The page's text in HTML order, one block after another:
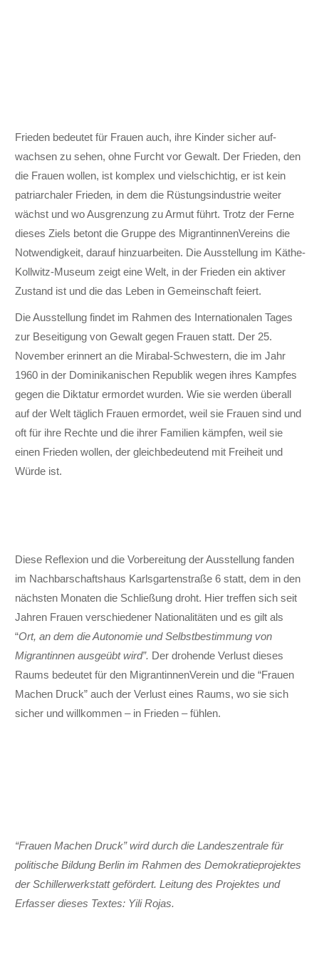
Frieden bedeutet für Frauen auch, ihre Kinder sicher auf­
wachsen zu sehen, ohne Furcht vor Gewalt. Der Frieden, den
die Frauen wollen, ist komplex und viel­schichtig, er ist kein
patriarchaler Frieden, in dem die Rüstungs­industrie weiter
wächst und wo Aus­grenzung zu Armut führt. Trotz der Ferne
dieses Ziels betont die Gruppe des MigrantinnenVereins die
Not­wendigkeit, darauf hin­zuarbeiten. Die Aus­stellung im Käthe-
Kollwitz-Museum zeigt eine Welt, in der Frieden ein aktiver
Zustand ist und die das Leben in Gemein­schaft feiert.
Die Aus­stellung findet im Rahmen des Inter­nationalen Tages
zur Be­seitigung von Gewalt gegen Frauen statt. Der 25.
November erinnert an die Mirabal-Schwestern, die im Jahr
1960 in der Dominikanischen Republik wegen ihres Kampfes
gegen die Diktatur er­mordet wurden. Wie sie werden überall
auf der Welt täg­lich Frauen ermordet, weil sie Frauen sind und
oft für ihre Rechte und die ihrer Familien kämpfen, weil sie
einen Frieden wollen, der gleich­bedeutend mit Freiheit und
Würde ist.
Diese Reflexion und die Vor­bereitung der Aus­stel­lung fanden
im Nach­bar­schafts­haus Karls­garten­straße 6 statt, dem in den
nächsten Monaten die Schließung droht. Hier treffen sich seit
Jahren Frauen ver­schiedener Nationalitäten und es gilt als
“Ort, an dem die Auto­nomie und Selbst­bestimmung von
Migrantinnen aus­geübt wird”. Der drohende Verlust dieses
Raums be­deutet für den MigrantinnenVerein und die “Frauen
Machen Druck” auch der Ver­lust eines Raums, wo sie sich
sicher und will­kommen – in Frieden – fühlen.
“Frauen Machen Druck” wird durch die Landes­zentrale für
politische Bildung Berlin im Rahmen des Demokratie­projektes
der Schiller­werkstatt gefördert. Leitung des Projektes und
Erfasser dieses Textes: Yili Rojas.